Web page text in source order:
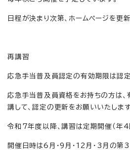
日程が決まり次第、ホームページを更
再講習
応急手当普及員認定の有効期限は認
応急手当普及員資格をお持ちの方は
講して、認定の更新をお願いいたします
令和7年度以降、講習は定期開催（年4
開催日時は6月・9月・12月・3月の